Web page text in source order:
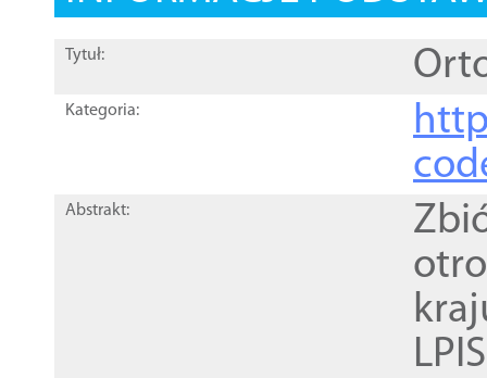
Tytuł:
Kategoria:
Abstrakt: